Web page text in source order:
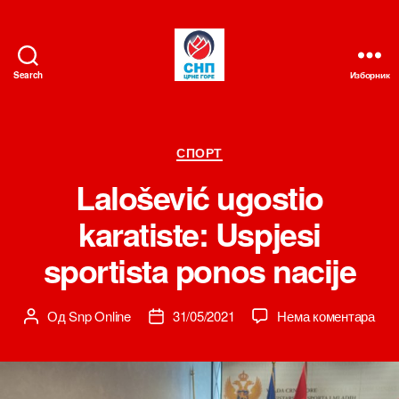
Search Изборник
Категорије
СПОРТ
Lalošević ugostio
karatiste: Uspjesi
sportista ponos nacije
Аутор
ОдSnp Online
Датум31/05/2021 Нема коментарана